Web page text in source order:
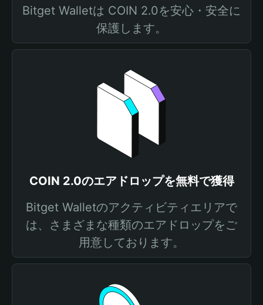
Bitget Walletは COIN 2.0を安心・安全に
保護します。
COIN 2.0のエアドロップを無料で獲得
Bitget Walletのアクティビティエリアで
は、さまざまな種類のエアドロップをご
用意しております。